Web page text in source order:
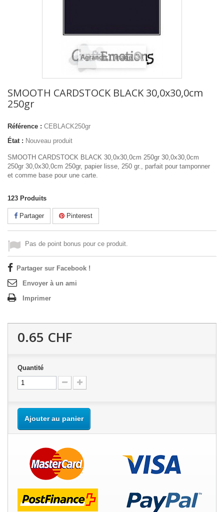
Agrandir l'image
SMOOTH CARDSTOCK BLACK 30,0x30,0cm
250gr
Référence : CEBLACK250gr
État : Nouveau produit
SMOOTH CARDSTOCK BLACK 30,0x30,0cm 250gr 30,0x30,0cm
250gr 30,0x30,0cm 250gr, papier lisse, 250 gr., parfait pour tamponner
et comme base pour une carte.
123 Produits
Partager Pinterest
Pas de point bonus pour ce produit.
Partager sur Facebook !
Envoyer à un ami
Imprimer
0.65 CHF
Quantité
Ajouter au panier